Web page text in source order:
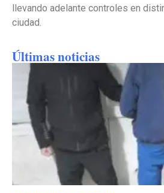
llevando adelante controles en
ciudad.
Últimas noticias